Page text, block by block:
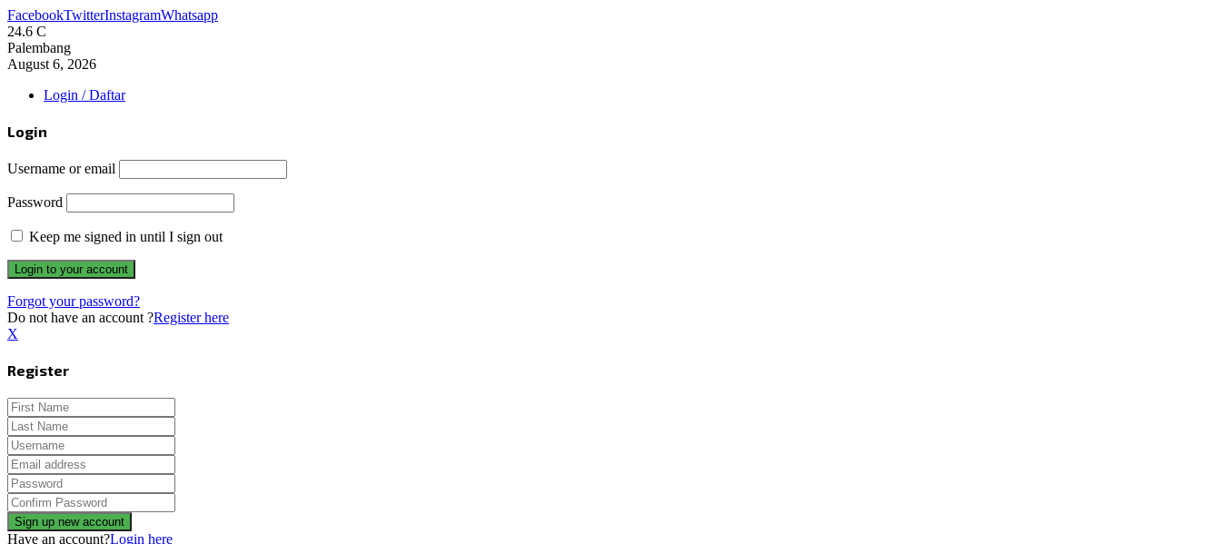
FacebookTwitterInstagramWhatsapp
24.6 C
Palembang
August 6, 2026
Login / Daftar
Login
Username or email
Password
Keep me signed in until I sign out
Forgot your password?
Do not have an account ?Register here
X
Register
Have an account?Login here